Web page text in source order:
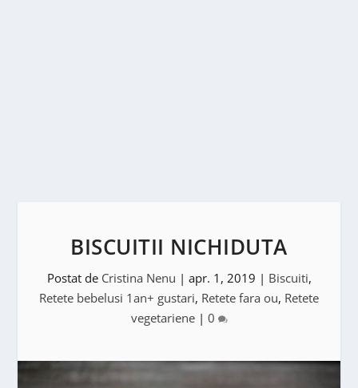
BISCUITII NICHIDUTA
Postat de Cristina Nenu | apr. 1, 2019 | Biscuiti,
Retete bebelusi 1an+ gustari, Retete fara ou, Retete
vegetariene| 0